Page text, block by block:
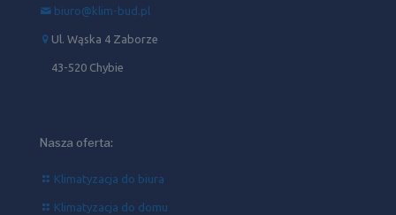
biuro@klim-bud.pl
Ul. Wąska 4 Zaborze
43-520 Chybie
Nasza oferta:
Klimatyzacja do biura
Klimatyzacja do domu